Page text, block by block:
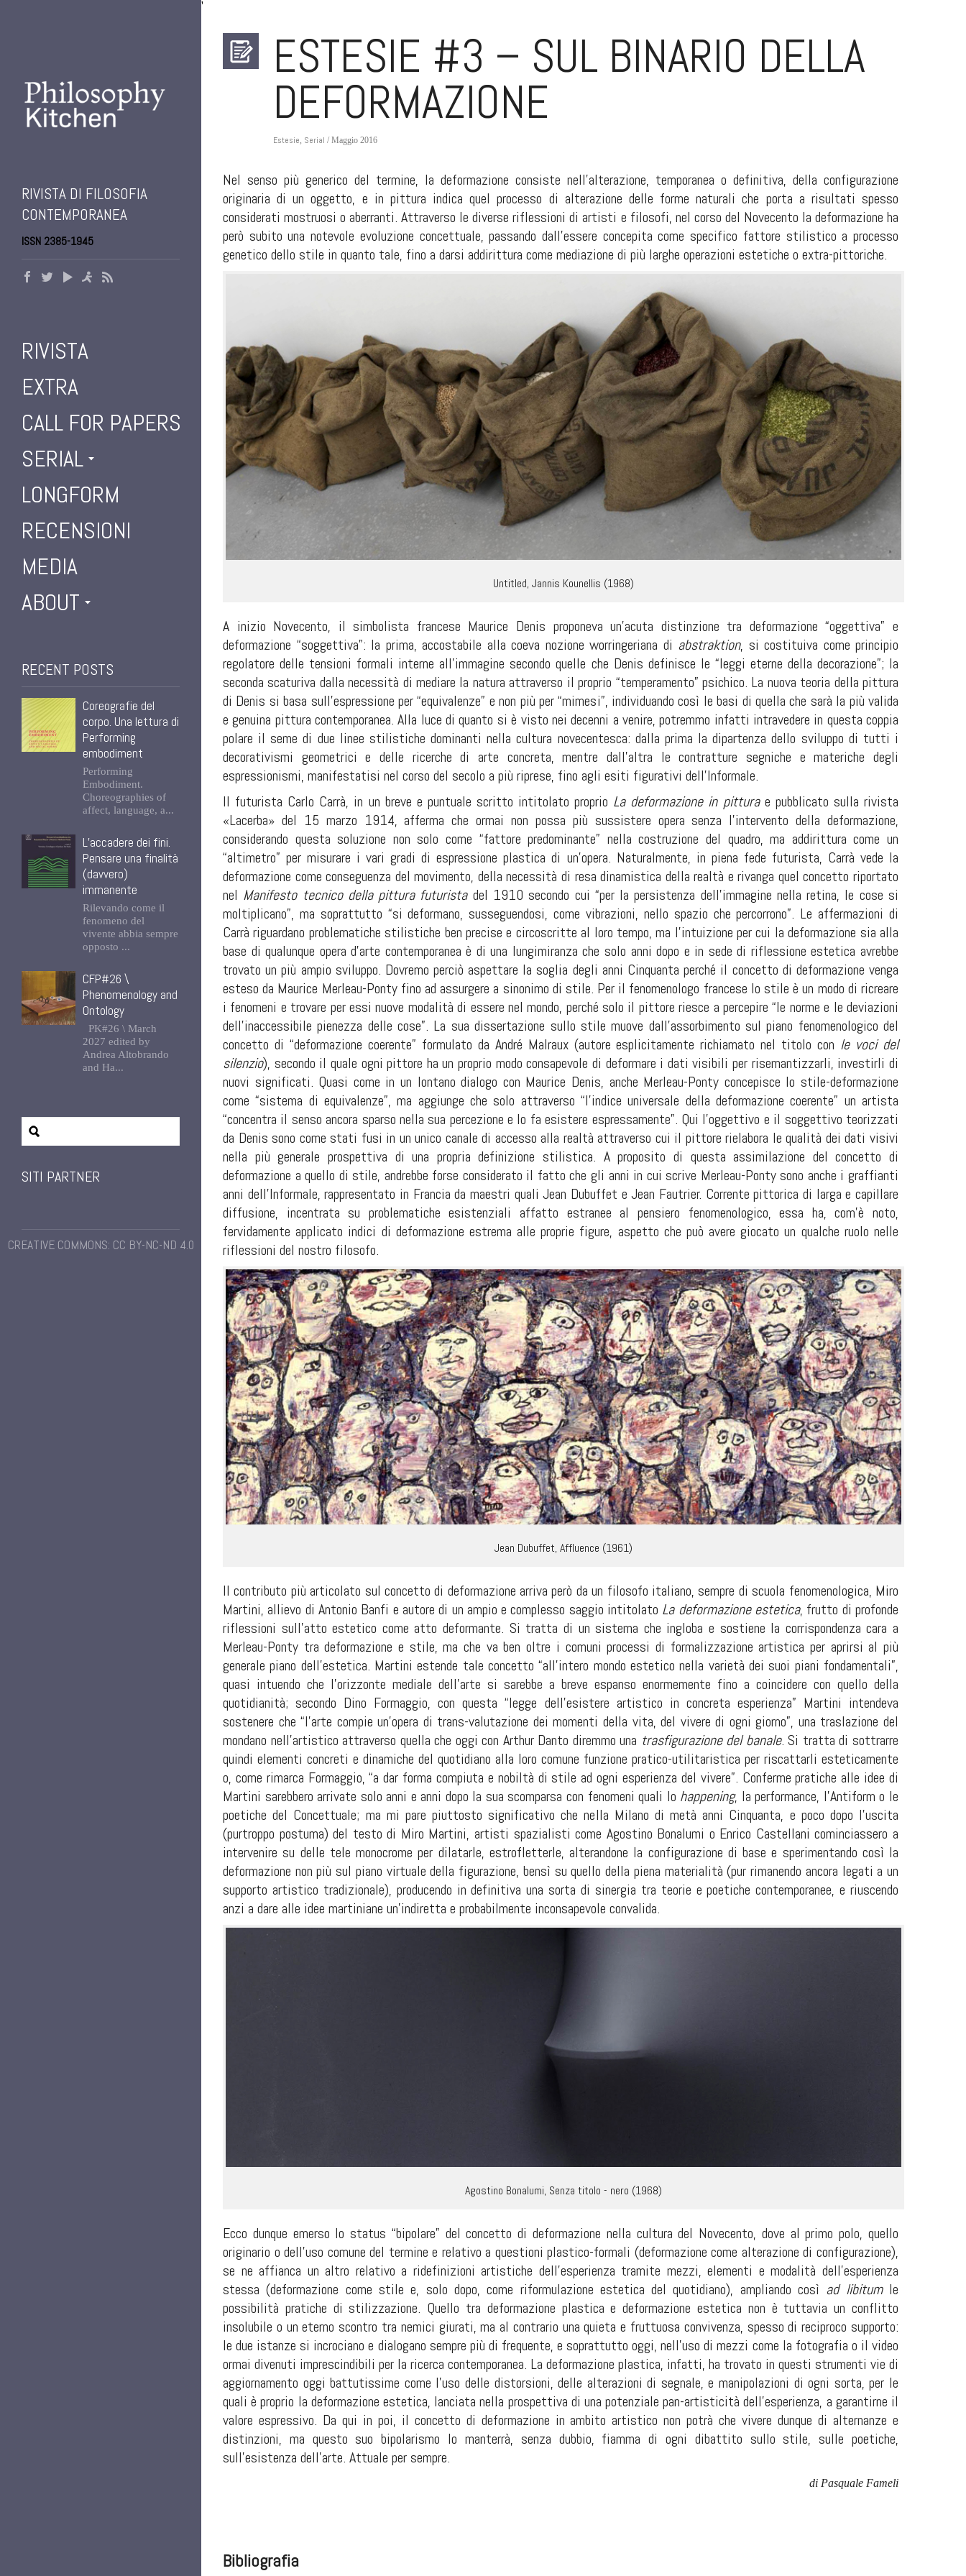
'
RIVISTA DI FILOSOFIA
CONTEMPORANEA
ISSN 2385-1945
RIVISTA
EXTRA
CALL FOR PAPERS
SERIAL
LONGFORM
RECENSIONI
MEDIA
ABOUT
RECENT POSTS
Coreografie del
corpo. Una lettura di
Performing
embodiment
Performing
Embodiment.
Choreographies of
affect, language, a...
L’accadere dei fini.
Pensare una finalità
(davvero)
immanente
Rilevando come il
fenomeno del
vivente abbia sempre
opposto ...
CFP#26 \
Phenomenology and
Ontology
PK#26 \ March
2027 edited by
Andrea Altobrando
and Ha...
SITI PARTNER
CREATIVE COMMONS: CC BY-NC-ND 4.0
ESTESIE #3 – SUL BINARIO DELLA
DEFORMAZIONE
Estesie, Serial / Maggio 2016
Nel senso più generico del termine, la deformazione consiste nell’alterazione, temporanea o definitiva, della configurazione
originaria di un oggetto, e in pittura indica quel processo di alterazione delle forme naturali che porta a risultati spesso
considerati mostruosi o aberranti. Attraverso le diverse riflessioni di artisti e filosofi, nel corso del Novecento la deformazione ha
però subito una notevole evoluzione concettuale, passando dall’essere concepita come specifico fattore stilistico a processo
genetico dello stile in quanto tale, fino a darsi addirittura come mediazione di più larghe operazioni estetiche o extra-pittoriche.
Untitled, Jannis Kounellis (1968)
A inizio Novecento, il simbolista francese Maurice Denis proponeva un’acuta distinzione tra deformazione “oggettiva” e
deformazione “soggettiva”: la prima, accostabile alla coeva nozione worringeriana di abstraktion, si costituiva come principio
regolatore delle tensioni formali interne all’immagine secondo quelle che Denis definisce le “leggi eterne della decorazione”; la
seconda scaturiva dalla necessità di mediare la natura attraverso il proprio “temperamento” psichico. La nuova teoria della pittura
di Denis si basa sull’espressione per “equivalenze” e non più per “mimesi”, individuando così le basi di quella che sarà la più valida
e genuina pittura contemporanea. Alla luce di quanto si è visto nei decenni a venire, potremmo infatti intravedere in questa coppia
polare il seme di due linee stilistiche dominanti nella cultura novecentesca: dalla prima la dipartenza dello sviluppo di tutti i
decorativismi geometrici e delle ricerche di arte concreta, mentre dall’altra le contratture segniche e materiche degli
espressionismi, manifestatisi nel corso del secolo a più riprese, fino agli esiti figurativi dell’Informale.
Il futurista Carlo Carrà, in un breve e puntuale scritto intitolato proprio La deformazione in pitturae pubblicato sulla rivista
«Lacerba» del 15 marzo 1914, afferma che ormai non possa più sussistere opera senza l’intervento della deformazione,
considerando questa soluzione non solo come “fattore predominante” nella costruzione del quadro, ma addirittura come un
“altimetro” per misurare i vari gradi di espressione plastica di un’opera. Naturalmente, in piena fede futurista, Carrà vede la
deformazione come conseguenza del movimento, della necessità di resa dinamistica della realtà e rivanga quel concetto riportato
nel Manifesto tecnico della pittura futuristadel 1910 secondo cui “per la persistenza dell’immagine nella retina, le cose si
moltiplicano”, ma soprattutto “si deformano, susseguendosi, come vibrazioni, nello spazio che percorrono”. Le affermazioni di
Carrà riguardano problematiche stilistiche ben precise e circoscritte al loro tempo, ma l’intuizione per cui la deformazione sia alla
base di qualunque opera d’arte contemporanea è di una lungimiranza che solo anni dopo e in sede di riflessione estetica avrebbe
trovato un più ampio sviluppo. Dovremo perciò aspettare la soglia degli anni Cinquanta perché il concetto di deformazione venga
esteso da Maurice Merleau-Ponty fino ad assurgere a sinonimo di stile. Per il fenomenologo francese lo stile è un modo di ricreare
i fenomeni e trovare per essi nuove modalità di essere nel mondo, perché solo il pittore riesce a percepire “le norme e le deviazioni
dell’inaccessibile pienezza delle cose”. La sua dissertazione sullo stile muove dall’assorbimento sul piano fenomenologico del
concetto di “deformazione coerente” formulato da André Malraux (autore esplicitamente richiamato nel titolo con le voci del
silenzio), secondo il quale ogni pittore ha un proprio modo consapevole di deformare i dati visibili per risemantizzarli, investirli di
nuovi significati. Quasi come in un lontano dialogo con Maurice Denis, anche Merleau-Ponty concepisce lo stile-deformazione
come “sistema di equivalenze”, ma aggiunge che solo attraverso “l’indice universale della deformazione coerente” un artista
“concentra il senso ancora sparso nella sua percezione e lo fa esistere espressamente”. Qui l’oggettivo e il soggettivo teorizzati
da Denis sono come stati fusi in un unico canale di accesso alla realtà attraverso cui il pittore rielabora le qualità dei dati visivi
nella più generale prospettiva di una propria definizione stilistica. A proposito di questa assimilazione del concetto di
deformazione a quello di stile, andrebbe forse considerato il fatto che gli anni in cui scrive Merleau-Ponty sono anche i graffianti
anni dell’Informale, rappresentato in Francia da maestri quali Jean Dubuffet e Jean Fautrier. Corrente pittorica di larga e capillare
diffusione, incentrata su problematiche esistenziali affatto estranee al pensiero fenomenologico, essa ha, com’è noto,
fervidamente applicato indici di deformazione estrema alle proprie figure, aspetto che può avere giocato un qualche ruolo nelle
riflessioni del nostro filosofo.
Jean Dubuffet, Affluence (1961)
Il contributo più articolato sul concetto di deformazione arriva però da un filosofo italiano, sempre di scuola fenomenologica, Miro
Martini, allievo di Antonio Banfi e autore di un ampio e complesso saggio intitolato La deformazione estetica, frutto di profonde
riflessioni sull’atto estetico come atto deformante. Si tratta di un sistema che ingloba e sostiene la corrispondenza cara a
Merleau-Ponty tra deformazione e stile, ma che va ben oltre i comuni processi di formalizzazione artistica per aprirsi al più
generale piano dell’estetica. Martini estende tale concetto “all’intero mondo estetico nella varietà dei suoi piani fondamentali”,
quasi intuendo che l’orizzonte mediale dell’arte si sarebbe a breve espanso enormemente fino a coincidere con quello della
quotidianità; secondo Dino Formaggio, con questa “legge dell’esistere artistico in concreta esperienza” Martini intendeva
sostenere che “l’arte compie un’opera di trans-valutazione dei momenti della vita, del vivere di ogni giorno”, una traslazione del
mondano nell’artistico attraverso quella che oggi con Arthur Danto diremmo una trasfigurazione del banale. Si tratta di sottrarre
quindi elementi concreti e dinamiche del quotidiano alla loro comune funzione pratico-utilitaristica per riscattarli esteticamente
o, come rimarca Formaggio, “a dar forma compiuta e nobiltà di stile ad ogni esperienza del vivere”. Conferme pratiche alle idee di
Martini sarebbero arrivate solo anni e anni dopo la sua scomparsa con fenomeni quali lo happening, la performance, l’Antiform o le
poetiche del Concettuale; ma mi pare piuttosto significativo che nella Milano di metà anni Cinquanta, e poco dopo l’uscita
(purtroppo postuma) del testo di Miro Martini, artisti spazialisti come Agostino Bonalumi o Enrico Castellani cominciassero a
intervenire su delle tele monocrome per dilatarle, estrofletterle, alterandone la configurazione di base e sperimentando così la
deformazione non più sul piano virtuale della figurazione, bensì su quello della piena materialità (pur rimanendo ancora legati a un
supporto artistico tradizionale), producendo in definitiva una sorta di sinergia tra teorie e poetiche contemporanee, e riuscendo
anzi a dare alle idee martiniane un’indiretta e probabilmente inconsapevole convalida.
Agostino Bonalumi, Senza titolo - nero (1968)
Ecco dunque emerso lo status “bipolare” del concetto di deformazione nella cultura del Novecento, dove al primo polo, quello
originario o dell’uso comune del termine e relativo a questioni plastico-formali (deformazione come alterazione di configurazione),
se ne affianca un altro relativo a ridefinizioni artistiche dell’esperienza tramite mezzi, elementi e modalità dell’esperienza
stessa (deformazione come stile e, solo dopo, come riformulazione estetica del quotidiano), ampliando così ad libitumle
possibilità pratiche di stilizzazione. Quello tra deformazione plastica e deformazione estetica non è tuttavia un conflitto
insolubile o un eterno scontro tra nemici giurati, ma al contrario una quieta e fruttuosa convivenza, spesso di reciproco supporto:
le due istanze si incrociano e dialogano sempre più di frequente, e soprattutto oggi, nell’uso di mezzi come la fotografia o il video
ormai divenuti imprescindibili per la ricerca contemporanea. La deformazione plastica, infatti, ha trovato in questi strumenti vie di
aggiornamento oggi battutissime come l’uso delle distorsioni, delle alterazioni di segnale, e manipolazioni di ogni sorta, per le
quali è proprio la deformazione estetica, lanciata nella prospettiva di una potenziale pan-artisticità dell’esperienza, a garantirne il
valore espressivo. Da qui in poi, il concetto di deformazione in ambito artistico non potrà che vivere dunque di alternanze e
distinzioni, ma questo suo bipolarismo lo manterrà, senza dubbio, fiamma di ogni dibattito sullo stile, sulle poetiche,
sull’esistenza dell’arte. Attuale per sempre.
di Pasquale Fameli
Bibliografia